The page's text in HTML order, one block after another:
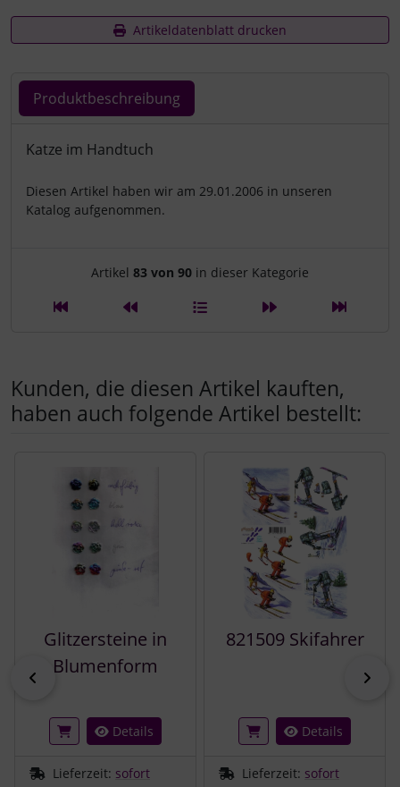
Artikeldatenblatt drucken
Produktbeschreibung
Produktbeschreibung
Katze im Handtuch
Diesen Artikel haben wir am 29.01.2006 in unseren
Katalog aufgenommen.
Artikelnavigation innerhalb
Artikel 83 von 90 in dieser Kategorie
Kunden, die diesen Artikel kauften,
haben auch folgende Artikel bestellt:
zurück
Glitzersteine in
Blumenform
Details
Lieferzeit: sofort
821509 Skifahrer
Details
Lieferzeit: sofort